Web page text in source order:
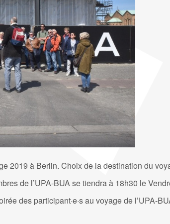
2019 à Berlin. Choix de la destination du
de l’UPA-BUA se tiendra à 18h30 le
des participant·e·s au voyage de l’UPA-